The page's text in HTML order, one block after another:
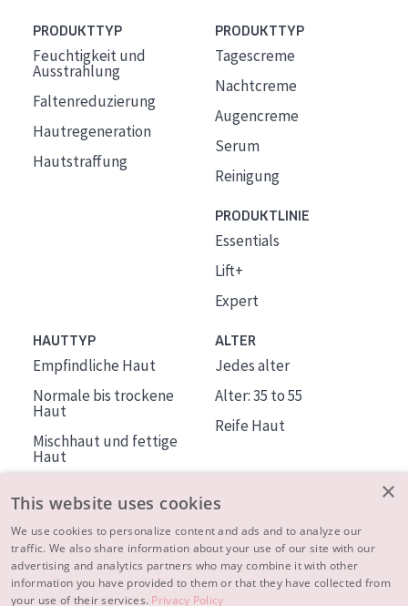
PRODUKTTYP
Feuchtigkeit und
Ausstrahlung
Faltenreduzierung
Hautregeneration
Hautstraffung
PRODUKTTYP
Tagescreme
Nachtcreme
Augencreme
Serum
Reinigung
PRODUKTLINIE
Essentials
Lift+
Expert
HAUTTYP
Empfindliche Haut
Normale bis trockene
Haut
Mischhaut und fettige
Haut
Haut
ALTER
Jedes alter
Alter: 35 to 55
Reife Haut
ÜBER DIADERMINE
Mehr über uns
×
This website uses cookies
We use cookies to personalize content and ads and to analyze our
traffic. We also share information about your use of our site with our
advertising and analytics partners who may combine it with other
information you have provided to them or that they have collected from
your use of their services. Privacy Policy